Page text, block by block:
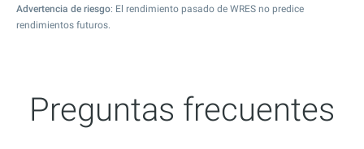
Advertencia de riesgo: El rendimiento pasado de WRES no predice
rendimientos futuros.
Preguntas frecuentes